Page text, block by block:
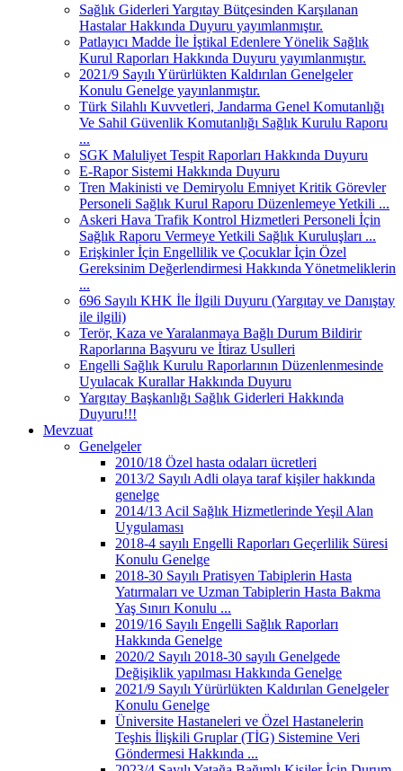
Sağlık Giderleri Yargıtay Bütçesinden Karşılanan
Hastalar Hakkında Duyuru yayımlanmıştır.
Patlayıcı Madde İle İştikal Edenlere Yönelik Sağlık
Kurul Raporları Hakkında Duyuru yayımlanmıştır.
2021/9 Sayılı Yürürlükten Kaldırılan Genelgeler
Konulu Genelge yayınlanmıştır.
Türk Silahlı Kuvvetleri, Jandarma Genel Komutanlığı
Ve Sahil Güvenlik Komutanlığı Sağlık Kurulu Raporu
...
SGK Maluliyet Tespit Raporları Hakkında Duyuru
E-Rapor Sistemi Hakkında Duyuru
Tren Makinisti ve Demiryolu Emniyet Kritik Görevler
Personeli Sağlık Kurul Raporu Düzenlemeye Yetkili ...
Askeri Hava Trafik Kontrol Hizmetleri Personeli İçin
Sağlık Raporu Vermeye Yetkili Sağlık Kuruluşları ...
Erişkinler İçin Engellilik ve Çocuklar İçin Özel
Gereksinim Değerlendirmesi Hakkında Yönetmeliklerin
...
696 Sayılı KHK İle İlgili Duyuru (Yargıtay ve Danıştay
ile ilgili)
Terör, Kaza ve Yaralanmaya Bağlı Durum Bildirir
Raporlarına Başvuru ve İtiraz Usulleri
Engelli Sağlık Kurulu Raporlarının Düzenlenmesinde
Uyulacak Kurallar Hakkında Duyuru
Yargıtay Başkanlığı Sağlık Giderleri Hakkında
Duyuru!!!
Mevzuat
Genelgeler
2010/18 Özel hasta odaları ücretleri
2013/2 Sayılı Adli olaya taraf kişiler hakkında
genelge
2014/13 Acil Sağlık Hizmetlerinde Yeşil Alan
Uygulaması
2018-4 sayılı Engelli Raporları Geçerlilik Süresi
Konulu Genelge
2018-30 Sayılı Pratisyen Tabiplerin Hasta
Yatırmaları ve Uzman Tabiplerin Hasta Bakma
Yaş Sınırı Konulu ...
2019/16 Sayılı Engelli Sağlık Raporları
Hakkında Genelge
2020/2 Sayılı 2018-30 sayılı Genelgede
Değişiklik yapılması Hakkında Genelge
2021/9 Sayılı Yürürlükten Kaldırılan Genelgeler
Konulu Genelge
Üniversite Hastaneleri ve Özel Hastanelerin
Teşhis İlişkili Gruplar (TİG) Sistemine Veri
Göndermesi Hakkında ...